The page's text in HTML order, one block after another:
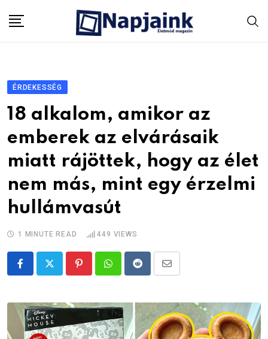
ÉRDEKESSÉG
18 alkalom, amikor az
emberek az elvárásaik
miatt rájöttek, hogy az élet
nem más, mint egy érzelmi
hullámvasút
1 MINUTE READ 449 VIEWS
PinterestWhatsappRedditShare
Email